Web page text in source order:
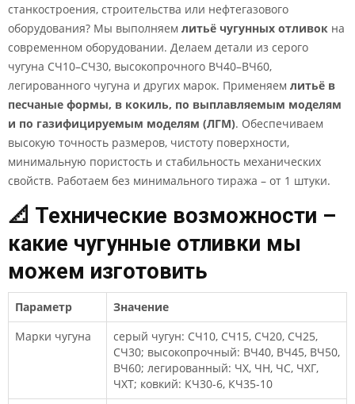
станкостроения, строительства или нефтегазового
оборудования? Мы выполняем литьё чугунных отливок на
современном оборудовании. Делаем детали из серого
чугуна СЧ10–СЧ30, высокопрочного ВЧ40–ВЧ60,
легированного чугуна и других марок. Применяем литьё в
песчаные формы, в кокиль, по выплавляемым моделям
и по газифицируемым моделям (ЛГМ). Обеспечиваем
высокую точность размеров, чистоту поверхности,
минимальную пористость и стабильность механических
свойств. Работаем без минимального тиража – от 1 штуки.
📐 Технические возможности –
какие чугунные отливки мы
можем изготовить
Параметр
Значение
Марки чугуна
серый чугун: СЧ10, СЧ15, СЧ20, СЧ25,
СЧ30; высокопрочный: ВЧ40, ВЧ45, ВЧ50,
ВЧ60; легированный: ЧХ, ЧН, ЧС, ЧХГ,
ЧХТ; ковкий: КЧ30-6, КЧ35-10